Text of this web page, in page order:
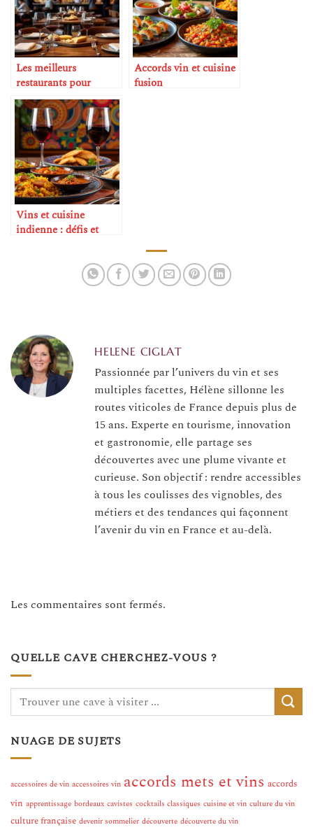
Les meilleurs
restaurants pour
amateurs de vin
Accords vin et cuisine
fusion
Vins et cuisine
indienne : défis et
HELENE CIGLAT
Passionnée par l’univers du vin et ses
multiples facettes, Hélène sillonne les
routes viticoles de France depuis plus de
15 ans. Experte en tourisme, innovation
et gastronomie, elle partage ses
découvertes avec une plume vivante et
curieuse. Son objectif : rendre accessibles
à tous les coulisses des vignobles, des
métiers et des tendances qui façonnent
l’avenir du vin en France et au-delà.
Les commentaires sont fermés.
QUELLE CAVE CHERCHEZ-VOUS ?
NUAGE DE SUJETS
accessoires de vin accessoires vin accords mets et vins accords
vin apprentissage bordeaux cavistes cocktails classiques cuisine et vin culture du vin
culture française devenir sommelier découverte découverte du vin